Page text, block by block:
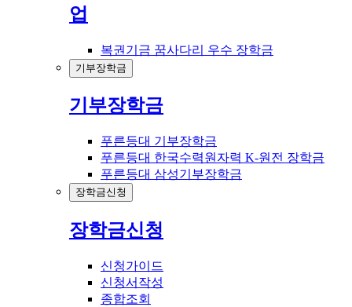
업
복권기금 꿈사다리 우수 장학금
기부장학금
기부장학금
푸른등대 기부장학금
푸른등대 한국수력원자력 K-원전 장학금
푸른등대 삼성기부장학금
장학금신청
장학금신청
신청가이드
신청서작성
종합조회